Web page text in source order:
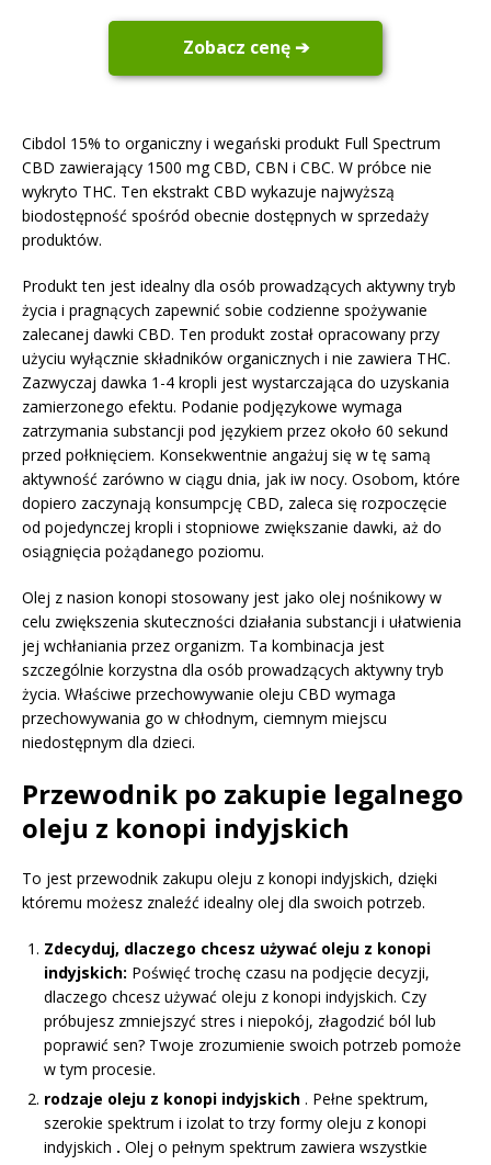
Zobacz cenę ➔
Cibdol 15% to organiczny i wegański produkt Full Spectrum
CBD zawierający 1500 mg CBD, CBN i CBC. W próbce nie
wykryto THC. Ten ekstrakt CBD wykazuje najwyższą
biodostępność spośród obecnie dostępnych w sprzedaży
produktów.
Produkt ten jest idealny dla osób prowadzących aktywny tryb
życia i pragnących zapewnić sobie codzienne spożywanie
zalecanej dawki CBD. Ten produkt został opracowany przy
użyciu wyłącznie składników organicznych i nie zawiera THC.
Zazwyczaj dawka 1-4 kropli jest wystarczająca do uzyskania
zamierzonego efektu. Podanie podjęzykowe wymaga
zatrzymania substancji pod językiem przez około 60 sekund
przed połknięciem. Konsekwentnie angażuj się w tę samą
aktywność zarówno w ciągu dnia, jak iw nocy. Osobom, które
dopiero zaczynają konsumpcję CBD, zaleca się rozpoczęcie
od pojedynczej kropli i stopniowe zwiększanie dawki, aż do
osiągnięcia pożądanego poziomu.
Olej z nasion konopi stosowany jest jako olej nośnikowy w
celu zwiększenia skuteczności działania substancji i ułatwienia
jej wchłaniania przez organizm. Ta kombinacja jest
szczególnie korzystna dla osób prowadzących aktywny tryb
życia. Właściwe przechowywanie oleju CBD wymaga
przechowywania go w chłodnym, ciemnym miejscu
niedostępnym dla dzieci.
Przewodnik po zakupie legalnego
oleju z konopi indyjskich
To jest przewodnik zakupu oleju z konopi indyjskich, dzięki
któremu możesz znaleźć idealny olej dla swoich potrzeb.
Zdecyduj, dlaczego chcesz używać oleju z konopi
indyjskich: Poświęć trochę czasu na podjęcie decyzji,
dlaczego chcesz używać oleju z konopi indyjskich. Czy
próbujesz zmniejszyć stres i niepokój, złagodzić ból lub
poprawić sen? Twoje zrozumienie swoich potrzeb pomoże
w tym procesie.
rodzaje oleju z konopi indyjskich . Pełne spektrum,
szerokie spektrum i izolat to trzy formy oleju z konopi
indyjskich . Olej o pełnym spektrum zawiera wszystkie